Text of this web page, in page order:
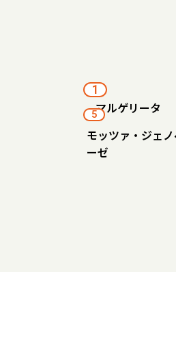
1
マルゲリータ
5
モッツァ・ジェ
ーゼ